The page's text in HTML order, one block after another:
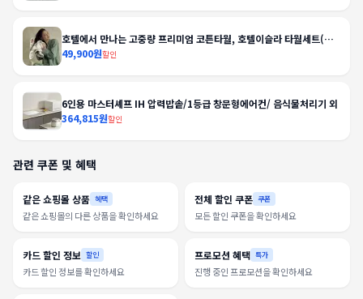
호텔에서 만나는 고중량 프리미엄 코튼타월, 호텔이슬라 타월세트(선
물세트 포함)
49,900원할인
6인용 마스터셰프 IH 압력밥솥/1등급 창문형에어컨/ 음식물처리기 외
364,815원할인
관련 쿠폰 및 혜택
같은 쇼핑몰 상품 혜택
같은 쇼핑몰의 다른 상품을 확인하세요
전체 할인 쿠폰 쿠폰
모든 할인 쿠폰을 확인하세요
카드 할인 정보 할인
카드 할인 정보를 확인하세요
프로모션 혜택 특가
진행 중인 프로모션을 확인하세요